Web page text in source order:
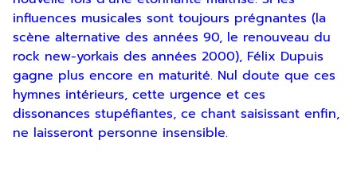
influences musicales sont toujours prégnantes (la
scène alternative des années 90, le renouveau du
rock new-yorkais des années 2000), Félix Dupuis
gagne plus encore en maturité. Nul doute que ces
hymnes intérieurs, cette urgence et ces
dissonances stupéfiantes, ce chant saisissant enfin,
ne laisseront personne insensible.